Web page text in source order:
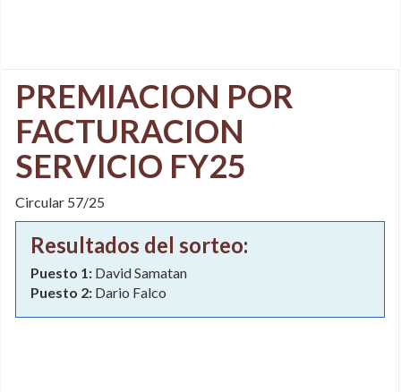
PREMIACION POR
FACTURACION
SERVICIO FY25
Circular 57/25
Resultados del sorteo:
Puesto 1: David Samatan
Puesto 2: Dario Falco